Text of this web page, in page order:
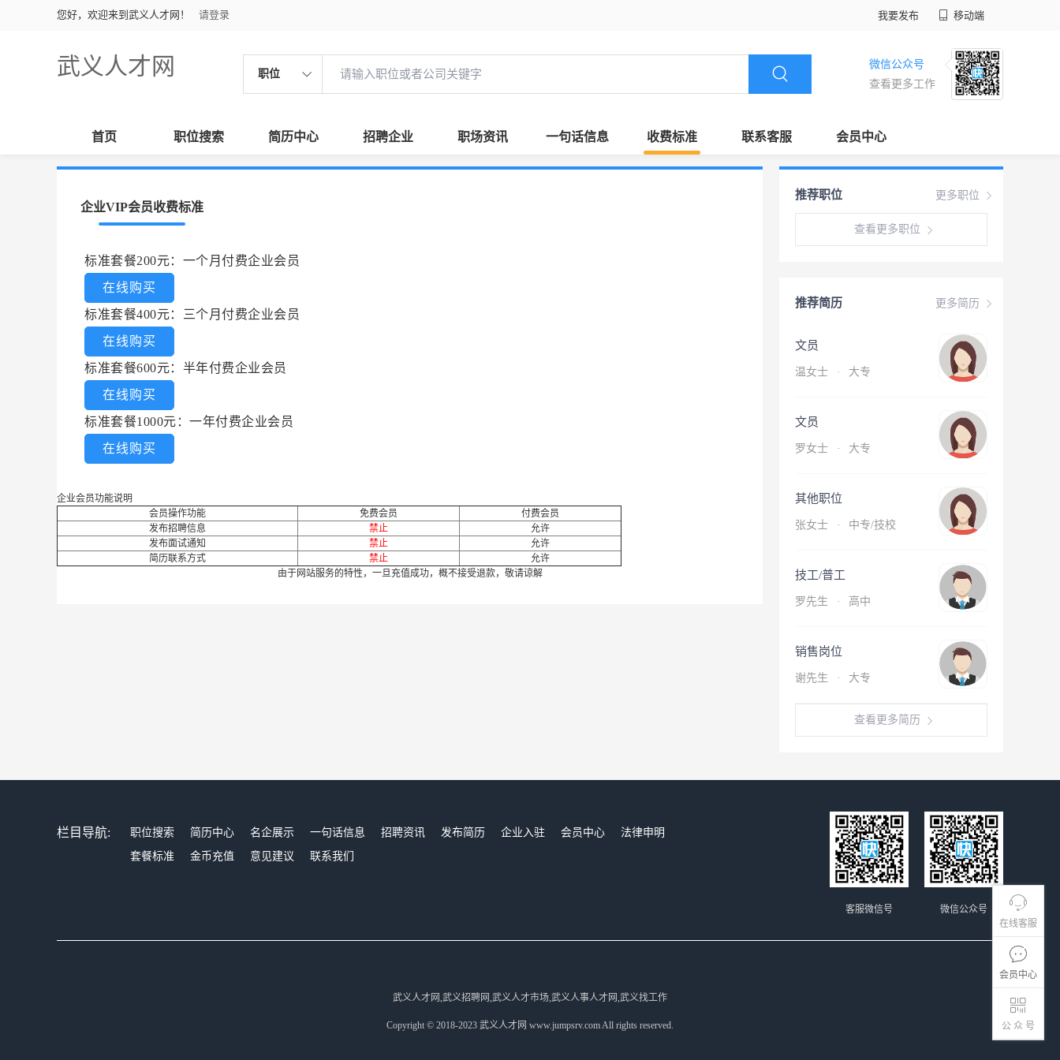
您好，欢迎来到武义人才网！ 请登录 我要发布 移动端
武义人才网 职位
微信公众号
查看更多工作
首页 职位搜索 简历中心 招聘企业 职场资讯 一句话信息 收费标准 联系客服 会员中心
在线客服
会员中心
公 众 号
企业VIP会员收费标准
标准套餐200元：一个月付费企业会员
在线购买
标准套餐400元：三个月付费企业会员
在线购买
标准套餐600元：半年付费企业会员
在线购买
标准套餐1000元：一年付费企业会员
在线购买
企业会员功能说明
会员操作功能
免费会员
付费会员
发布招聘信息
禁止
允许
发布面试通知
禁止
允许
简历联系方式
禁止
允许
由于网站服务的特性，一旦充值成功，概不接受退款，敬请谅解
更多职位
推荐职位
查看更多职位
更多简历
推荐简历
文员
温女士 · 大专
文员
罗女士 · 大专
其他职位
张女士 · 中专/技校
技工/普工
罗先生 · 高中
销售岗位
谢先生 · 大专
查看更多简历
栏目导航: 职位搜索 简历中心 名企展示 一句话信息 招聘资讯 发布简历 企业入驻 会员中心
法律申明
套餐标准
金币充值 意见建议 联系我们
微信公众号
客服微信号
武义人才网,武义招聘网,武义人才市场,武义人事人才网,武义找工作
Copyright © 2018-2023 武义人才网 www.jumpsrv.com All rights reserved.